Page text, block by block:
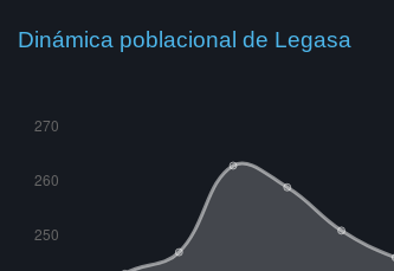
Dinámica poblacional de Legasa